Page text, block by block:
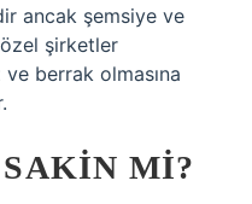
ancak şemsiye ve
şirketler
berrak olmasına
MI?